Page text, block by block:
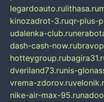
legardoauto.rulithasa.ru
kinozadrot-3.ruqr-plus-
udalenka-club.ru
dash-cash-now.ru
hotteygroup.ru
dveriland73.runis-
vrema-zdorov.ru
nike-air-max-95.ru